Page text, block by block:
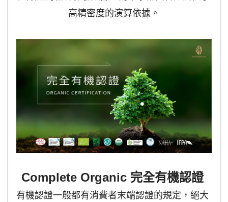
高精密度的演算依據。
Complete Organic 完全有機認證
有機認證一般都有消費者末端認證的規定，絕大